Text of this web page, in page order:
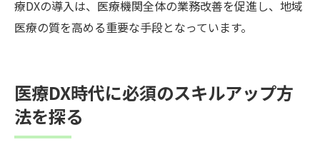
療DXの導入は、医療機関全体の業務改善を促進し、地域
医療の質を高める重要な手段となっています。
医療DX時代に必須のスキルアップ方
法を探る